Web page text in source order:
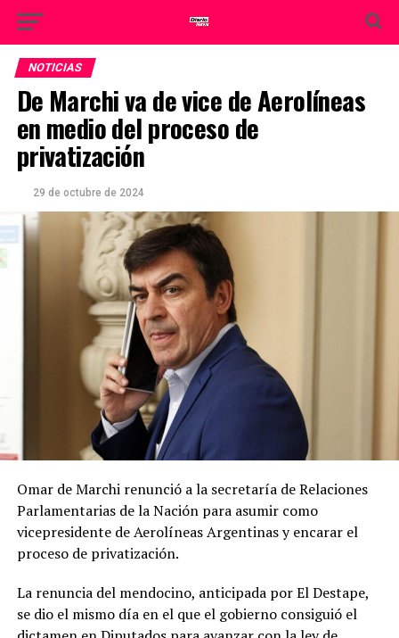
NOTICIAS
De Marchi va de vice de Aerolíneas
en medio del proceso de
privatización
29 de octubre de 2024
Omar de Marchi renunció a la secretaría de Relaciones
Parlamentarias de la Nación para asumir como
vicepresidente de Aerolíneas Argentinas y encarar el
proceso de privatización.
La renuncia del mendocino, anticipada por El Destape,
se dio el mismo día en el que el gobierno consiguió el